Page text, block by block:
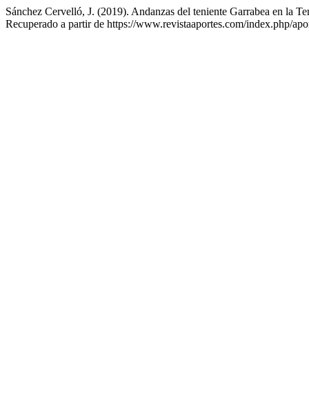
Sánchez Cervelló, J. (2019). Andanzas del teniente Garrabea en la
Recuperado a partir de https://www.revistaaportes.com/index.php/